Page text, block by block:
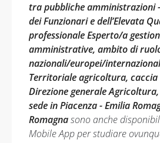
tra pubbliche amministrazioni
dei Funzionari e dell’Elevata
professionale Esperto/a
amministrative, ambito di
nazionali/europei/
Territoriale agricoltura, caccia
Direzione generale
sede in Piacenza - Emilia
Romagnasono anche
Mobile App per studiare